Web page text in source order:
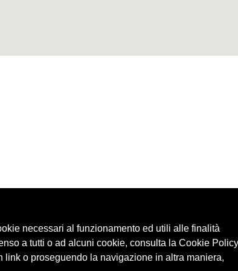
necessari al funzionamento ed utili alle finalità
a tutti o ad alcuni cookie, consulta la Cookie
o proseguendo la navigazione in altra maniera,